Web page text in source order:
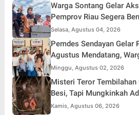
Warga Sontang Gelar
Pemprov Riau Segera
Selasa, Agustus 04, 2026
Pemdes Sendayan Gelar
Agustus Mendatang,
Pengawasan Berjalan
Minggu, Agustus 02, 2026
Misteri Teror
Besi, Tapi Mungkinkah
Masih Mengintai ?
Kamis, Agustus 06, 2026